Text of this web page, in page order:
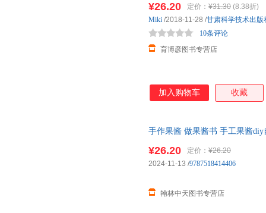
款家常馅料大全好吃过瘾
¥26.20 定价： ¥31.30 (8.38折)
育博彦图书专营店
10条评论
Miki /2018-11-28 /甘肃科学技术出版
加入购物车 收藏
手作果酱 做果酱书 手工果酱
¥26.20 定价： ¥26.20
翰林中天图书专营店
2024-11-13 /9787518414406